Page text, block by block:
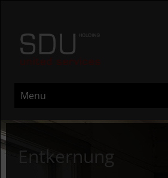
Menu
Entkernung